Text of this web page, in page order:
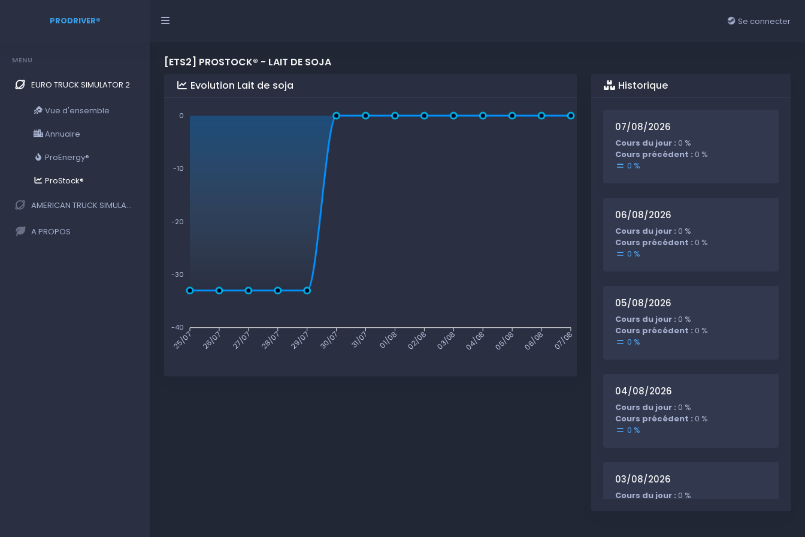
PRODRIVER® Se connecter
MENU
EURO TRUCK SIMULATOR 2
Vue d'ensemble
Annuaire
ProEnergy®
ProStock®
AMERICAN TRUCK SIMULATOR
A PROPOS
[ETS2] PROSTOCK® - LAIT DE SOJA
Evolution Lait de soja
0
-10
-20
-30
-40
25/07 26/07 27/07 28/07 29/07 30/07 31/07 01/08 02/08 03/08 04/08 05/08 06/08 07/08
Historique
07/08/2026
Cours du jour : 0 %
Cours précédent : 0 %
0 %
06/08/2026
Cours du jour : 0 %
Cours précédent : 0 %
0 %
05/08/2026
Cours du jour : 0 %
Cours précédent : 0 %
0 %
04/08/2026
Cours du jour : 0 %
Cours précédent : 0 %
0 %
03/08/2026
Cours du jour : 0 %